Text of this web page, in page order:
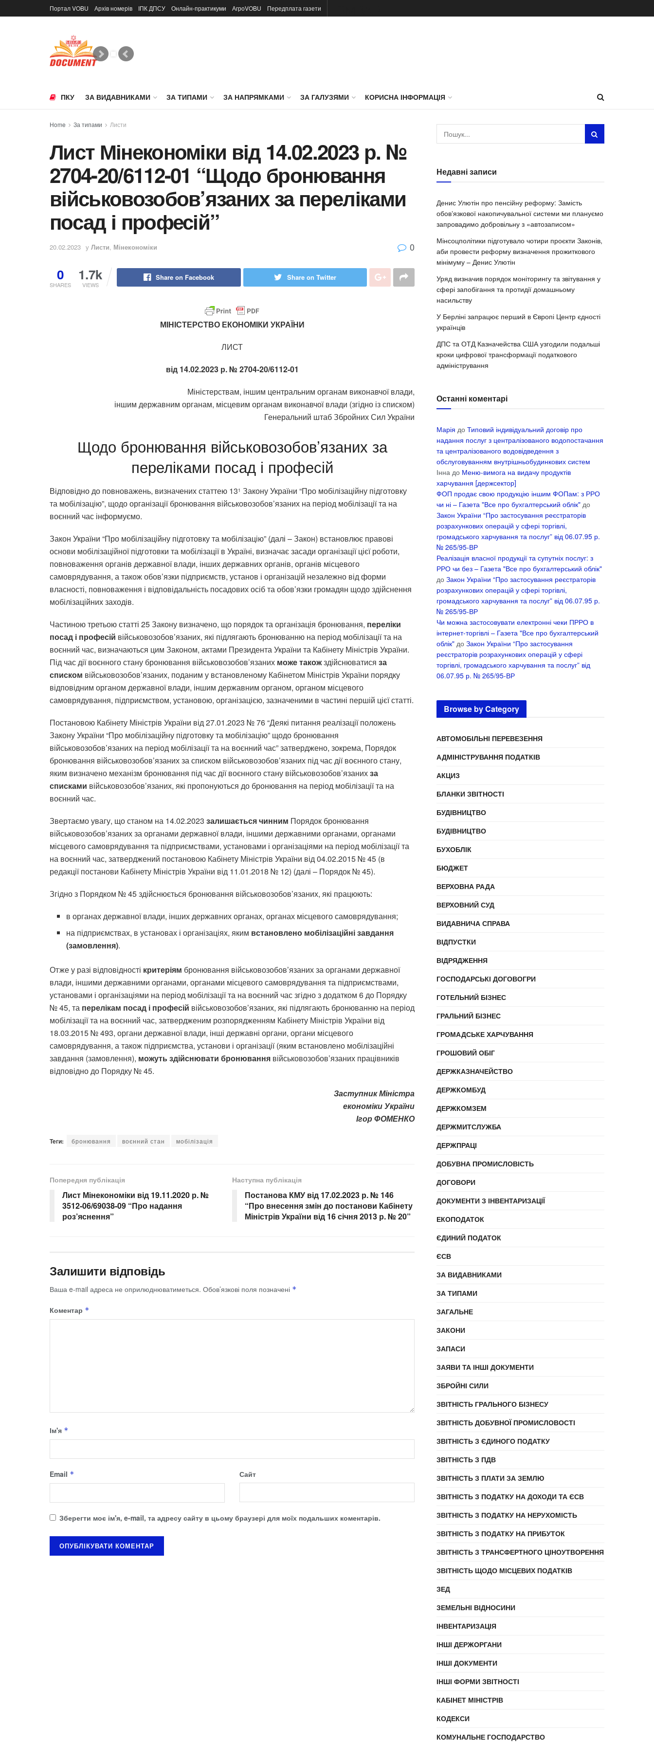
Портал VOBU Архів номерів ІПК ДПСУ Онлайн-практикуми АгроVOBU Передплата газети
ПКУ ЗА ВИДАВНИКАМИ ЗА ТИПАМИ ЗА НАПРЯМКАМИ ЗА ГАЛУЗЯМИ КОРИСНА ІНФОРМАЦІЯ
Home За типами Листи
Лист Мінекономіки від 14.02.2023 р. №
2704-20/6112-01 “Щодо бронювання
військовозобов’язаних за переліками
посад і професій”
20.02.2023 у Листи, Мінекономіки 0
0
SHARES
1.7k
VIEWS
Share on Facebook Share on Twitter
МІНІСТЕРСТВО ЕКОНОМІКИ УКРАЇНИ
ЛИСТ
від 14.02.2023 р. № 2704-20/6112-01
Міністерствам, іншим центральним органам виконавчої влади,
іншим державним органам, місцевим органам виконавчої влади (згідно із списком)
Генеральний штаб Збройних Сил України
Щодо бронювання військовозобов’язаних за
переліками посад і професій
Відповідно до повноважень, визначених статтею 131 Закону України “Про мобілізаційну підготовку
та мобілізацію”, щодо організації бронювання військовозобов’язаних на період мобілізації та на
воєнний час інформуємо.
Закон України “Про мобілізаційну підготовку та мобілізацію” (далі – Закон) встановлює правові
основи мобілізаційної підготовки та мобілізації в Україні, визначає засади організації цієї роботи,
повноваження органів державної влади, інших державних органів, органів місцевого
самоврядування, а також обов’язки підприємств, установ і організацій незалежно від форми
власності, повноваження і відповідальність посадових осіб та обов’язки громадян щодо здійснення
мобілізаційних заходів.
Частиною третьою статті 25 Закону визначено, що порядок та організація бронювання, переліки
посад і професій військовозобов’язаних, які підлягають бронюванню на період мобілізації та на
воєнний час, визначаються цим Законом, актами Президента України та Кабінету Міністрів України.
Під час дії воєнного стану бронювання військовозобов’язаних може такожздійснюватися за
списком військовозобов’язаних, поданим у встановленому Кабінетом Міністрів України порядку
відповідним органом державної влади, іншим державним органом, органом місцевого
самоврядування, підприємством, установою, організацією, зазначеними в частині першій цієї статті.
Постановою Кабінету Міністрів України від 27.01.2023 № 76 “Деякі питання реалізації положень
Закону України “Про мобілізаційну підготовку та мобілізацію” щодо бронювання
військовозобов’язаних на період мобілізації та на воєнний час” затверджено, зокрема, Порядок
бронювання військовозобов’язаних за списком військовозобов’язаних під час дії воєнного стану,
яким визначено механізм бронювання під час дії воєнного стану військовозобов’язанихза
списками військовозобов’язаних, які пропонуються до бронювання на період мобілізації та на
воєнний час.
Звертаємо увагу, що станом на 14.02.2023 залишається чинним Порядок бронювання
військовозобов’язаних за органами державної влади, іншими державними органами, органами
місцевого самоврядування та підприємствами, установами і організаціями на період мобілізації та
на воєнний час, затверджений постановою Кабінету Міністрів України від 04.02.2015 № 45 (в
редакції постанови Кабінету Міністрів України від 11.01.2018 № 12) (далі – Порядок № 45).
Згідно з Порядком № 45 здійснюється бронювання військовозобов’язаних, які працюють:
в органах державної влади, інших державних органах, органах місцевого самоврядування;
на підприємствах, в установах і організаціях, яким встановлено мобілізаційні завдання
(замовлення).
Отже у разі відповідності критеріям бронювання військовозобов’язаних за органами державної
влади, іншими державними органами, органами місцевого самоврядування та підприємствами,
установами і організаціями на період мобілізації та на воєнний час згідно з додатком 6 до Порядку
№ 45, та перелікам посад і професій військовозобов’язаних, які підлягають бронюванню на період
мобілізації та на воєнний час, затвердженим розпорядженням Кабінету Міністрів України від
18.03.2015 № 493, органи державної влади, інші державні органи, органи місцевого
самоврядування, а також підприємства, установи і організації (яким встановлено мобілізаційні
завдання (замовлення), можуть здійснювати бронювання військовозобов’язаних працівників
відповідно до Порядку № 45.
Заступник Міністра
економіки України
Ігор ФОМЕНКО
Теги: бронювання воєнний стан мобілізація
Попередня публікація
Лист Мінекономіки від 19.11.2020 р. №
3512-06/69038-09 “Про надання
роз’яснення”
Наступна публікація
Постанова КМУ від 17.02.2023 р. № 146
“Про внесення змін до постанови Кабінету
Міністрів України від 16 січня 2013 р. № 20”
Залишити відповідь
Ваша e-mail адреса не оприлюднюватиметься. Обов’язкові поля позначені *
Коментар *
Ім'я *
Email * Сайт
Зберегти моє ім'я, e-mail, та адресу сайту в цьому браузері для моїх подальших коментарів.
Недавні записи
Денис Улютін про пенсійну реформу: Замість
обовʼязкової накопичувальної системи ми плануємо
запровадимо добровільну з «автозаписом»
Мінсоцполітики підготувало чотири проєкти Законів,
аби провести реформу визначення прожиткового
мінімуму – Денис Улютін
Уряд визначив порядок моніторингу та звітування у
сфері запобігання та протидії домашньому
насильству
У Берліні запрацює перший в Європі Центр єдності
українців
ДПС та ОТД Казначейства США узгодили подальші
кроки цифрової трансформації податкового
адміністрування
Останні коментарі
Марія до Типовий індивідуальний договір про
надання послуг з централізованого водопостачання
та централізованого водовідведення з
обслуговуванням внутрішньобудинкових систем
Інна до Меню-вимога на видачу продуктів
харчування [держсектор]
ФОП продає свою продукцію іншим ФОПам: з РРО
чи ні – Газета "Все про бухгалтерський облік" до
Закон України “Про застосування реєстраторів
розрахункових операцій у сфері торгівлі,
громадського харчування та послуг” від 06.07.95 р.
№ 265/95-ВР
Реалізація власної продукції та супутніх послуг: з
РРО чи без – Газета "Все про бухгалтерський облік"
до Закон України “Про застосування реєстраторів
розрахункових операцій у сфері торгівлі,
громадського харчування та послуг” від 06.07.95 р.
№ 265/95-ВР
Чи можна застосовувати електронні чеки ПРРО в
інтернет-торгівлі – Газета "Все про бухгалтерський
облік" до Закон України “Про застосування
реєстраторів розрахункових операцій у сфері
торгівлі, громадського харчування та послуг” від
06.07.95 р. № 265/95-ВР
Browse by Category
АВТОМОБІЛЬНІ ПЕРЕВЕЗЕННЯ
АДМІНІСТРУВАННЯ ПОДАТКІВ
АКЦИЗ
БЛАНКИ ЗВІТНОСТІ
БУДІВНИЦТВО
БУДІВНИЦТВО
БУХОБЛІК
БЮДЖЕТ
ВЕРХОВНА РАДА
ВЕРХОВНИЙ СУД
ВИДАВНИЧА СПРАВА
ВІДПУСТКИ
ВІДРЯДЖЕННЯ
ГОСПОДАРСЬКІ ДОГОВОГРИ
ГОТЕЛЬНИЙ БІЗНЕС
ГРАЛЬНИЙ БІЗНЕС
ГРОМАДСЬКЕ ХАРЧУВАННЯ
ГРОШОВИЙ ОБІГ
ДЕРЖКАЗНАЧЕЙСТВО
ДЕРЖКОМБУД
ДЕРЖКОМЗЕМ
ДЕРЖМИТСЛУЖБА
ДЕРЖПРАЦІ
ДОБУВНА ПРОМИСЛОВІСТЬ
ДОГОВОРИ
ДОКУМЕНТИ З ІНВЕНТАРИЗАЦІЇ
ЕКОПОДАТОК
ЄДИНИЙ ПОДАТОК
ЄСВ
ЗА ВИДАВНИКАМИ
ЗА ТИПАМИ
ЗАГАЛЬНЕ
ЗАКОНИ
ЗАПАСИ
ЗАЯВИ ТА ІНШІ ДОКУМЕНТИ
ЗБРОЙНІ СИЛИ
ЗВІТНІСТЬ ГРАЛЬНОГО БІЗНЕСУ
ЗВІТНІСТЬ ДОБУВНОЇ ПРОМИСЛОВОСТІ
ЗВІТНІСТЬ З ЄДИНОГО ПОДАТКУ
ЗВІТНІСТЬ З ПДВ
ЗВІТНІСТЬ З ПЛАТИ ЗА ЗЕМЛЮ
ЗВІТНІСТЬ З ПОДАТКУ НА ДОХОДИ ТА ЄСВ
ЗВІТНІСТЬ З ПОДАТКУ НА НЕРУХОМІСТЬ
ЗВІТНІСТЬ З ПОДАТКУ НА ПРИБУТОК
ЗВІТНІСТЬ З ТРАНСФЕРТНОГО ЦІНОУТВОРЕННЯ
ЗВІТНІСТЬ ЩОДО МІСЦЕВИХ ПОДАТКІВ
ЗЕД
ЗЕМЕЛЬНІ ВІДНОСИНИ
ІНВЕНТАРИЗАЦІЯ
ІНШІ ДЕРЖОРГАНИ
ІНШІ ДОКУМЕНТИ
ІНШІ ФОРМИ ЗВІТНОСТІ
КАБІНЕТ МІНІСТРІВ
КОДЕКСИ
КОМУНАЛЬНЕ ГОСПОДАРСТВО